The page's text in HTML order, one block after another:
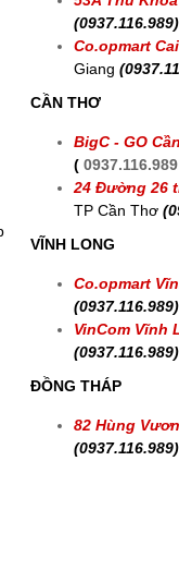
(0937.116.989)
Co.opmart
Giang
CẦN THƠ
BigC - GO
(
24 Đường 26
TP Cần Thơ
VĨNH LONG
Co.opmart
(0937.116.989)
VinCom Vĩnh
(0937.116.989)
ĐỒNG THÁP
82 Hùng
(0937.116.989)